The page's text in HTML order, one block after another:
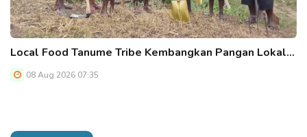
Local Food Tanume Tribe Kembangkan Pangan Lokal…
08 Aug 2026 07:35